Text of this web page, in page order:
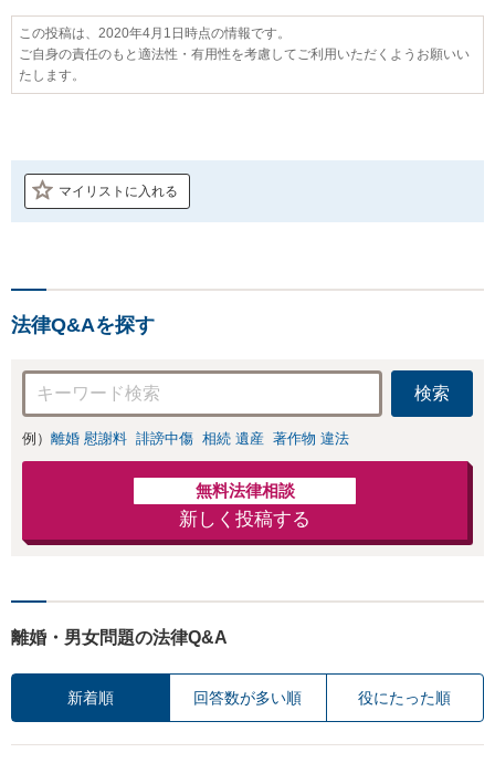
この投稿は、2020年4月1日時点の情報です。
ご自身の責任のもと適法性・有用性を考慮してご利用いただくようお願いい
たします。
マイリストに入れる
法律Q&Aを探す
検索
例） 離婚 慰謝料 誹謗中傷 相続 遺産 著作物 違法
無料法律相談
新しく投稿する
離婚・男女問題の法律Q&A
新着順 回答数が多い順 役にたった順